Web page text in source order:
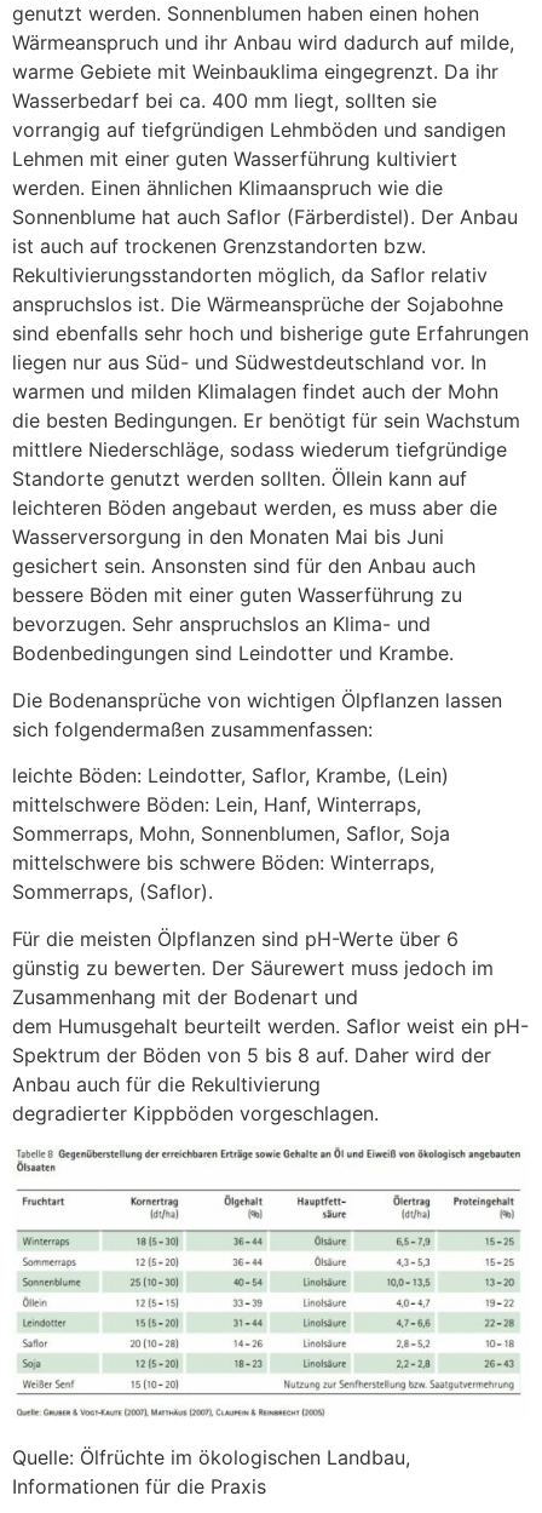
genutzt werden. Sonnenblumen haben einen hohen
Wärmeanspruch und ihr Anbau wird dadurch auf milde,
warme Gebiete mit Weinbauklima eingegrenzt. Da ihr
Wasserbedarf bei ca. 400 mm liegt, sollten sie
vorrangig auf tiefgründigen Lehmböden und sandigen
Lehmen mit einer guten Wasserführung kultiviert
werden. Einen ähnlichen Klimaanspruch wie die
Sonnenblume hat auch Saflor (Färberdistel). Der Anbau
ist auch auf trockenen Grenzstandorten bzw.
Rekultivierungsstandorten möglich, da Saflor relativ
anspruchslos ist. Die Wärmeansprüche der Sojabohne
sind ebenfalls sehr hoch und bisherige gute Erfahrungen
liegen nur aus Süd- und Südwestdeutschland vor. In
warmen und milden Klimalagen findet auch der Mohn
die besten Bedingungen. Er benötigt für sein Wachstum
mittlere Niederschläge, sodass wiederum tiefgründige
Standorte genutzt werden sollten. Öllein kann auf
leichteren Böden angebaut werden, es muss aber die
Wasserversorgung in den Monaten Mai bis Juni
gesichert sein. Ansonsten sind für den Anbau auch
bessere Böden mit einer guten Wasserführung zu
bevorzugen. Sehr anspruchslos an Klima- und
Bodenbedingungen sind Leindotter und Krambe.
Die Bodenansprüche von wichtigen Ölpflanzen lassen
sich folgendermaßen zusammenfassen:
leichte Böden: Leindotter, Saflor, Krambe, (Lein)
mittelschwere Böden: Lein, Hanf, Winterraps,
Sommerraps, Mohn, Sonnenblumen, Saflor, Soja
mittelschwere bis schwere Böden: Winterraps,
Sommerraps, (Saflor).
Für die meisten Ölpflanzen sind pH-Werte über 6
günstig zu bewerten. Der Säurewert muss jedoch im
Zusammenhang mit der Bodenart und
dem Humusgehalt beurteilt werden. Saflor weist ein pH-
Spektrum der Böden von 5 bis 8 auf. Daher wird der
Anbau auch für die Rekultivierung
degradierter Kippböden vorgeschlagen.
Quelle: Ölfrüchte im ökologischen Landbau,
Informationen für die Praxis